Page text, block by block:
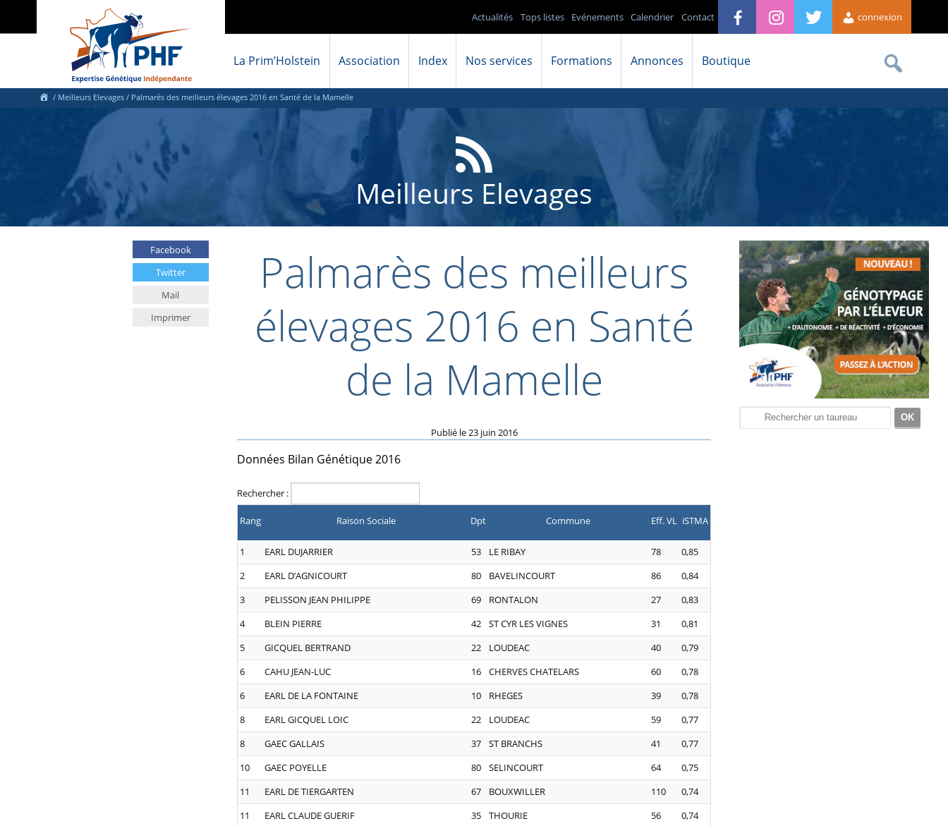
connexion
Contact
Calendrier
Evénements
Tops listes
Actualités
La Prim’Holstein Association Index Nos services Formations Annonces Boutique
/ Meilleurs Elevages / Palmarès des meilleurs élevages 2016 en Santé de la Mamelle
Meilleurs Elevages
Facebook
Twitter
Mail
Imprimer
Palmarès des meilleurs
élevages 2016 en Santé
de la Mamelle
Publié le23 juin 2016
Données Bilan Génétique 2016
Rechercher :
Rang Raison Sociale Dpt Commune Eff. VL iSTMA
1 EARL DUJARRIER 53 LE RIBAY 78
0,85
2
EARL D’AGNICOURT 80 BAVELINCOURT 86
0,84
3
PELISSON JEAN PHILIPPE 69 RONTALON 27
0,83
4
BLEIN PIERRE 42 ST CYR LES VIGNES 31
0,81
5
GICQUEL BERTRAND 22 LOUDEAC 40
0,79
6
CAHU JEAN-LUC 16 CHERVES CHATELARS 60
0,78
6
EARL DE LA FONTAINE 10 RHEGES 39
0,78
8
EARL GICQUEL LOIC 22 LOUDEAC 59
0,77
8
GAEC GALLAIS 37 ST BRANCHS 41
0,77
10
GAEC POYELLE 80 SELINCOURT 64
0,75
11
EARL DE TIERGARTEN 67 BOUXWILLER 110
0,74
11
EARL CLAUDE GUERIF 35 THOURIE 56
0,74